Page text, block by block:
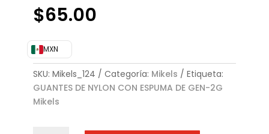
$65.00
MXN
SKU: Mikels_124 Categoría: Mikels
Etiqueta:
GUANTES DE NYLON CON ESPUMA DE GEN-2G
Mikels